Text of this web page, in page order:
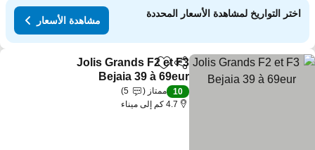
اختر التواريخ لمشاهدة الأسعار المحددة
مشاهدة الأسعار
مشاركةAdd to favorites
Jolis Grands F2 et F3
Bejaia 39 à 69eur
10 ممتاز
5
4.7 كم إلى ميناء